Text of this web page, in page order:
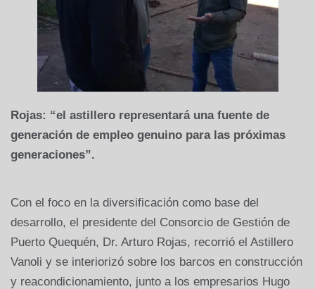
Rojas: “el astillero representará una fuente de
generación de empleo genuino para las próximas
generaciones”.
Con el foco en la diversificación como base del
desarrollo, el presidente del Consorcio de Gestión de
Puerto Quequén, Dr. Arturo Rojas, recorrió el Astillero
Vanoli y se interiorizó sobre los barcos en construcción
y reacondicionamiento, junto a los empresarios Hugo